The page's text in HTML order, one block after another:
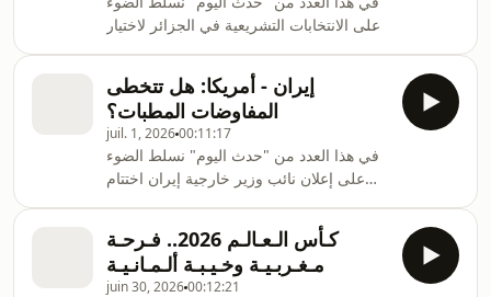
وحلفاء واشنطن؟ وهل تستطيع الدول
الأوروبية التخلص من التبعية الأمنية للولايات
المتحدة وبناء منظومة دفاعية أكثر استقلالا؟
على الانتخابات التشريعية في الجزائر لاختيار
لخمسة أعوام. ضيف حدث اليوم: محمد سي
البشير، أستاذ العلوم السياسية في المدرسة
الوطنية العليا.
إيران - أمريكا: هل تتخطى
المفاوضات المطبات؟
juil. 1, 202600:11:17
في هذا العدد من "حدث اليوم" نسلط الضوء
على إعلان نائب وزير خارجية إيران اختتام
في الدوحة. وكان الرئيس الأمريكي دونالد
ترامب قد وصف المحادثات الأمريكية الإيرانية
بأنها "جيدة جدا". ضيف الحلقة: عبد الله
كـأس الـعـالـم 2026.. فـرحـة
مـغـربـيـة وخـيـبـة ألـمـانـيـة
juin 30, 202600:12:21